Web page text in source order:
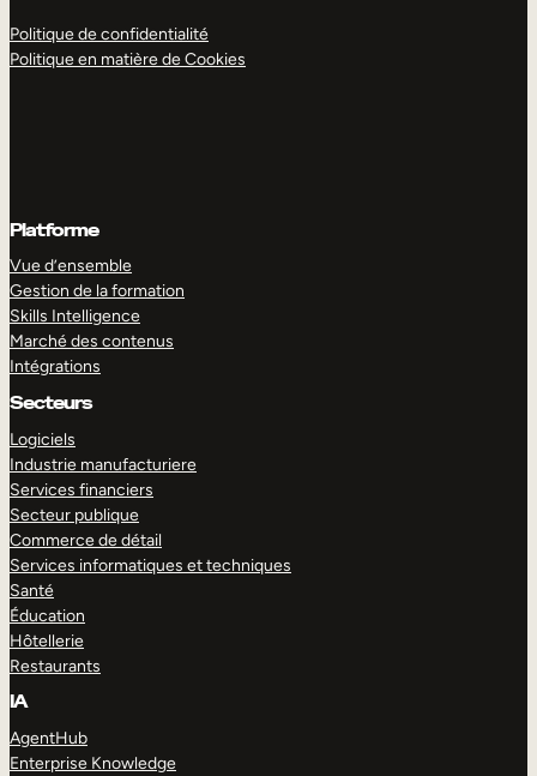
Politique de confidentialité
Politique en matière de Cookies
Platforme
Vue d’ensemble
Gestion de la formation
Skills Intelligence
Marché des contenus
Intégrations
Secteurs
Logiciels
Industrie manufacturiere
Services financiers
Secteur publique
Commerce de détail
Services informatiques et techniques
Santé
Éducation
Hôtellerie
Restaurants
IA
AgentHub
Enterprise Knowledge